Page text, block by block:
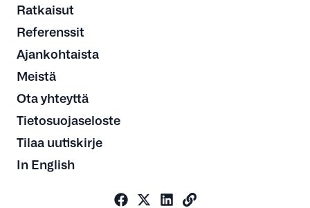
Ratkaisut
Referenssit
Ajankohtaista
Meistä
Ota yhteyttä
Tietosuojaseloste
Tilaa uutiskirje
In English